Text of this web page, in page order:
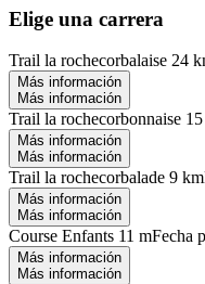
Elige una carrera
Trail la rochecorbalaise 24
Más información
Más información
Trail la rochecorbonnaise
Más información
Más información
Trail la rochecorbalade 9 km
Más información
Más información
Course Enfants 11 mFecha
Más información
Más información